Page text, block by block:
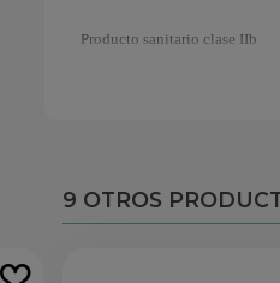
Producto sanitario clase IIb
Depósito: Sí
9 OTROS